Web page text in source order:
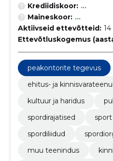
Krediidiskoor: ...
Maineskoor: ...
Aktiivseid ettevõtteid: 14
Ettevõtluskogemus
peakontorite tegevus
ehitus- ja
kultuur ja haridus
spordirajatised
sport
spordiliidud
muu teenindus